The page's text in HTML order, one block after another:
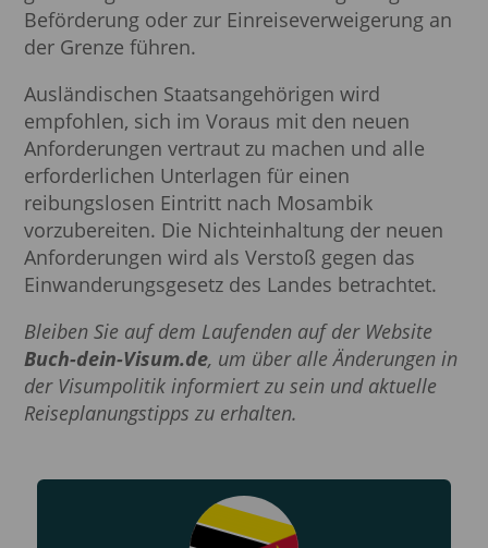
Beförderung oder zur Einreiseverweigerung an
der Grenze führen.
Ausländischen Staatsangehörigen wird
empfohlen, sich im Voraus mit den neuen
Anforderungen vertraut zu machen und alle
erforderlichen Unterlagen für einen
reibungslosen Eintritt nach Mosambik
vorzubereiten. Die Nichteinhaltung der neuen
Anforderungen wird als Verstoß gegen das
Einwanderungsgesetz des Landes betrachtet.
Bleiben Sie auf dem Laufenden auf der Website
Buch-dein-Visum.de, um über alle Änderungen in
der Visumpolitik informiert zu sein und aktuelle
Reiseplanungstipps zu erhalten.